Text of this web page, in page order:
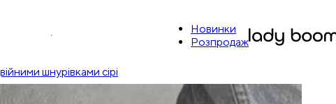
Новинки
Розпродаж
шнурівками сірі